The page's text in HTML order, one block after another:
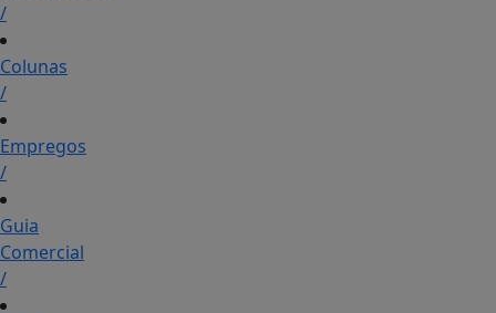
/
Colunas
/
Empregos
/
Guia
Comercial
/